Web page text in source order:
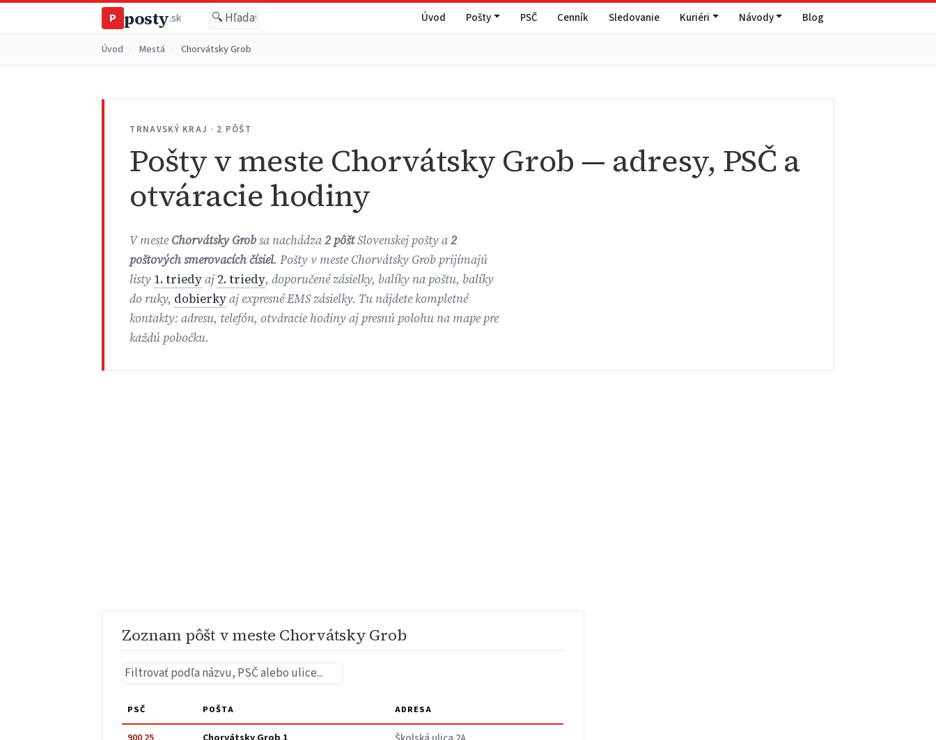
P posty.sk Úvod Pošty PSČ Cenník Sledovanie Kuriéri Návody Blog
Úvod Mestá Chorvátsky Grob
TRNAVSKÝ KRAJ · 2 PÔŠT
Pošty v meste Chorvátsky Grob — adresy, PSČ a
otváracie hodiny
V mesteChorvátsky Grobsa nachádza2 pôštSlovenskej pošty a2
poštových smerovacích čísiel. Pošty v meste Chorvátsky Grob prijímajú
listy 1. triedyaj 2. triedy, doporučené zásielky, balíky na poštu, balíky
do ruky, dobierkyaj expresné EMS zásielky. Tu nájdete kompletné
kontakty: adresu, telefón, otváracie hodiny aj presnú polohu na mape pre
každú pobočku.
Zoznam pôšt v meste Chorvátsky Grob
PSČ POŠTA ADRESA